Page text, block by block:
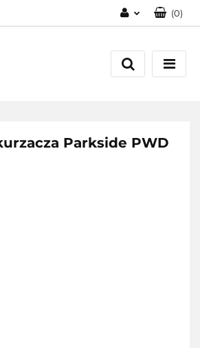
Zarejestruj się
(0)
Parkside PWD